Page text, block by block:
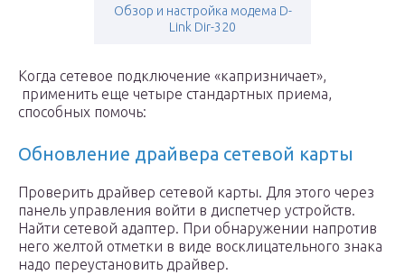
Обзор и настройка модема D-
Link Dir-320
Когда сетевое подключение «капризничает»,
применить еще четыре стандартных приема,
способных помочь:
Обновление драйвера сетевой карты
Проверить драйвер сетевой карты. Для этого через
панель управления войти в диспетчер устройств.
Найти сетевой адаптер. При обнаружении напротив
него желтой отметки в виде восклицательного знака
надо переустановить драйвер.